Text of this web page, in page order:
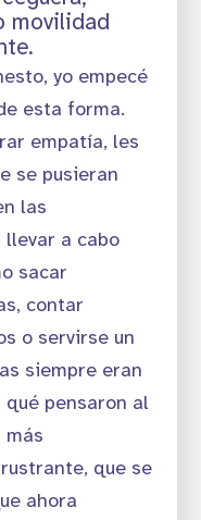
movilidad
yo empecé
esta forma.
empatía, les
se pusieran
las
a cabo
sacar
contar
o servirse un
siempre eran
pensaron al
más
que se
ahora